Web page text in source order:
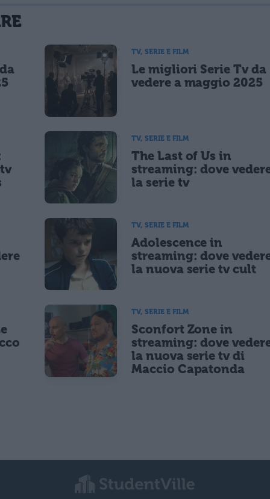
cookie salvi i tuoi dati (nome, email) per il prossimo commento.
di marketing diretto con modalità automatizzate o tradizionali
TV, SERIE E FILM
Le migliori Serie Tv da
vedere a maggio 2025
TV, SERIE E FILM
The Last of Us in
streaming: dove
la serie tv
TV, SERIE E FILM
Adolescence in
streaming: dove
la nuova serie tv cult
TV, SERIE E FILM
Sconfort Zone in
streaming: dove
la nuova serie tv di
Maccio Capatonda